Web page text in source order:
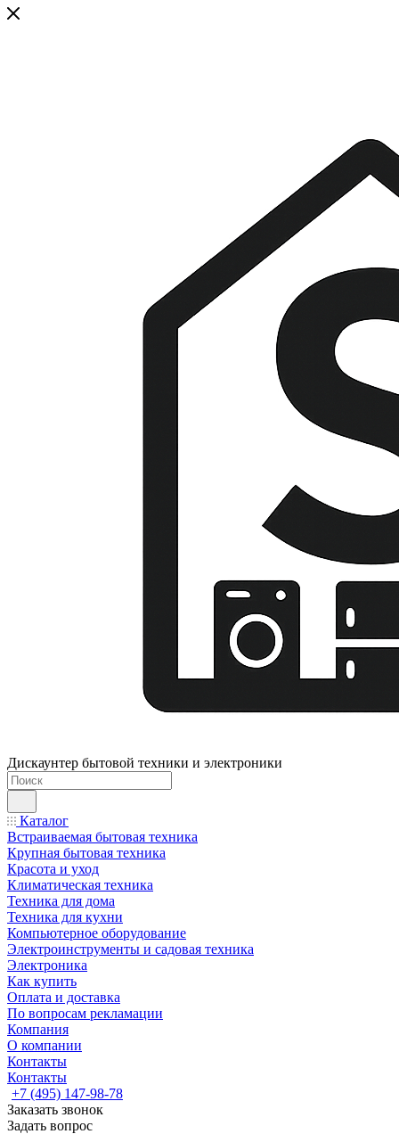
Дискаунтер бытовой техники и электроники
Каталог
Встраиваемая бытовая техника
Крупная бытовая техника
Красота и уход
Климатическая техника
Техника для дома
Техника для кухни
Компьютерное оборудование
Электроинструменты и садовая техника
Электроника
Как купить
Оплата и доставка
По вопросам рекламации
Компания
О компании
Контакты
Контакты
+7 (495) 147-98-78
Заказать звонок
Задать вопрос